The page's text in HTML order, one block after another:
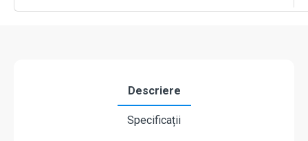
Descriere
Specificații